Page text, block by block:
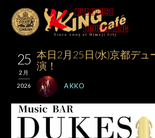
25
2月
2026
本日2月25日(水)京都デュ
演！
AKKO